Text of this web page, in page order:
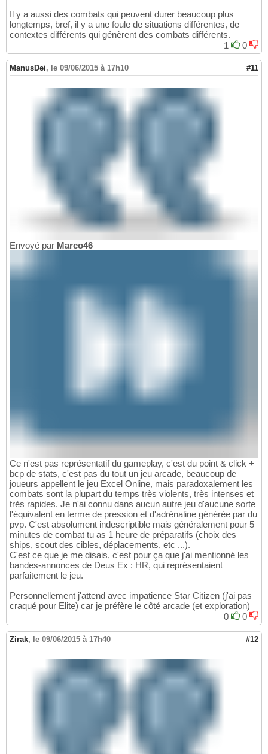
Il y a aussi des combats qui peuvent durer beaucoup plus
longtemps, bref, il y a une foule de situations différentes, de
contextes différents qui génèrent des combats différents.
1
0
ManusDei, le 09/06/2015 à 17h10 #11
Envoyé par Marco46
Ce n'est pas représentatif du gameplay, c'est du point & click +
bcp de stats, c'est pas du tout un jeu arcade, beaucoup de
joueurs appellent le jeu Excel Online, mais paradoxalement les
combats sont la plupart du temps très violents, très intenses et
très rapides. Je n'ai connu dans aucun autre jeu d'aucune sorte
l'équivalent en terme de pression et d'adrénaline générée par du
pvp. C'est absolument indescriptible mais généralement pour 5
minutes de combat tu as 1 heure de préparatifs (choix des
ships, scout des cibles, déplacements, etc ...).
C'est ce que je me disais, c'est pour ça que j'ai mentionné les
bandes-annonces de Deus Ex : HR, qui représentaient
parfaitement le jeu.
Personnellement j'attend avec impatience Star Citizen (j'ai pas
craqué pour Elite) car je préfère le côté arcade (et exploration)
0
0
Zirak, le 09/06/2015 à 17h40 #12